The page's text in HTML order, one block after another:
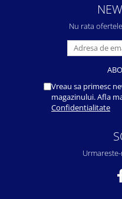
Nu rata
Vreau sa primesc
magazinului. Afla
Confidentialitate